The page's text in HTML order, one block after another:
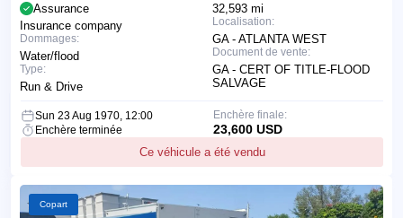
32,593 mi
Localisation:
GA - ATLANTA WEST
Document de vente:
GA - CERT OF TITLE-FLOOD
SALVAGE
Assurance
Insurance company
Dommages:
Water/flood
Type:
Run & Drive
Sun 23 Aug 1970, 12:00
Enchère terminée
Ce véhicule a été vendu
Enchère finale:
23,600 USD
Copart